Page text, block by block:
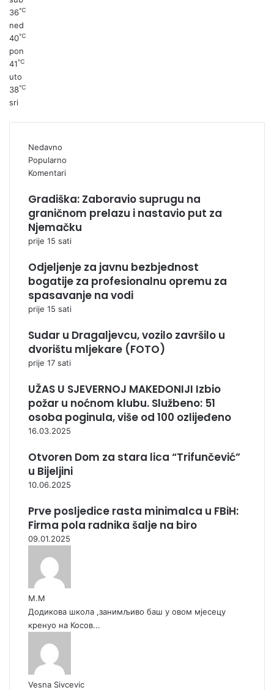
36℃
ned
40℃
pon
41℃
uto
38℃
sri
Nedavno
Popularno
Komentari
Gradiška: Zaboravio suprugu na
graničnom prelazu i nastavio put za
Njemačku
prije 15 sati
Odjeljenje za javnu bezbjednost
bogatije za profesionalnu opremu za
spasavanje na vodi
prije 15 sati
Sudar u Dragaljevcu, vozilo završilo u
dvorištu mljekare (FOTO)
prije 17 sati
UŽAS U SJEVERNOJ MAKEDONIJI Izbio
požar u noćnom klubu. Službeno: 51
osoba poginula, više od 100 ozlijeđeno
16.03.2025
Otvoren Dom za stara lica “Trifunčević”
u Bijeljini
10.06.2025
Prve posljedice rasta minimalca u FBiH:
Firma pola radnika šalje na biro
09.01.2025
М.М
Додикова школа ,занимљиво баш у овом мјесецу
кренуо на Косов...
Vesna Sivcevic